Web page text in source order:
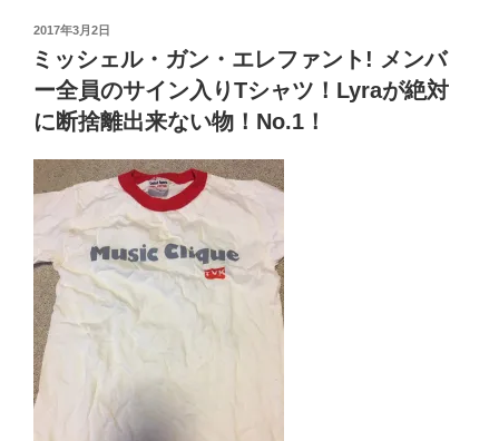
投
稿
日:
2017年3月2日
ミッシェル・ガン・エレファント! メンバ
ー全員のサイン入りTシャツ！Lyraが絶対
に断捨離出来ない物！No.1！